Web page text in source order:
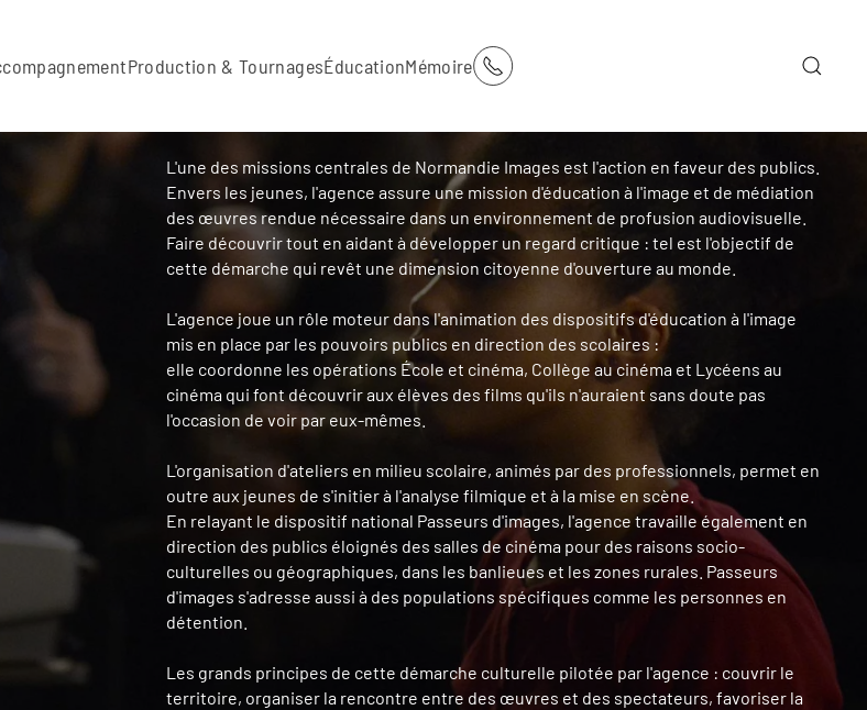
Production & TournagesÉducationMémoire
L'une des missions centrales de Normandie Images est l'action en faveur des publics.
Envers les jeunes, l'agence assure une mission d'éducation à l'image et de médiation
des œuvres rendue nécessaire dans un environnement de profusion audiovisuelle.
Faire découvrir tout en aidant à développer un regard critique : tel est l'objectif de
cette démarche qui revêt une dimension citoyenne d'ouverture au monde.
L'agence joue un rôle moteur dans l'animation des dispositifs d'éducation à l'image
mis en place par les pouvoirs publics en direction des scolaires :
elle coordonne les opérations École et cinéma, Collège au cinéma et Lycéens au
cinéma qui font découvrir aux élèves des films qu'ils n'auraient sans doute pas
l'occasion de voir par eux-mêmes.
L'organisation d'ateliers en milieu scolaire, animés par des professionnels, permet en
outre aux jeunes de s'initier à l'analyse filmique et à la mise en scène.
En relayant le dispositif national Passeurs d'images, l'agence travaille également en
direction des publics éloignés des salles de cinéma pour des raisons socio-
culturelles ou géographiques, dans les banlieues et les zones rurales. Passeurs
d'images s'adresse aussi à des populations spécifiques comme les personnes en
détention.
Les grands principes de cette démarche culturelle pilotée par l'agence : couvrir le
territoire, organiser la rencontre entre des œuvres et des spectateurs, favoriser la